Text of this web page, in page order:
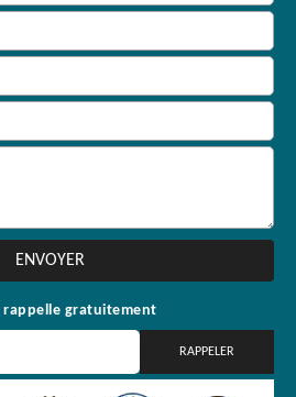
rappelle gratuitement